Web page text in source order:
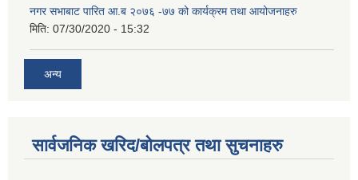
नगर सभाबाट पारित आ.ब २०७६ -७७ को कार्यक्रम तथा आयोजनाहरु
मिति: 07/30/2020 - 15:32
अन्य
सार्वजनिक खरिद/बोलपत्र तथा सुचनाहरु